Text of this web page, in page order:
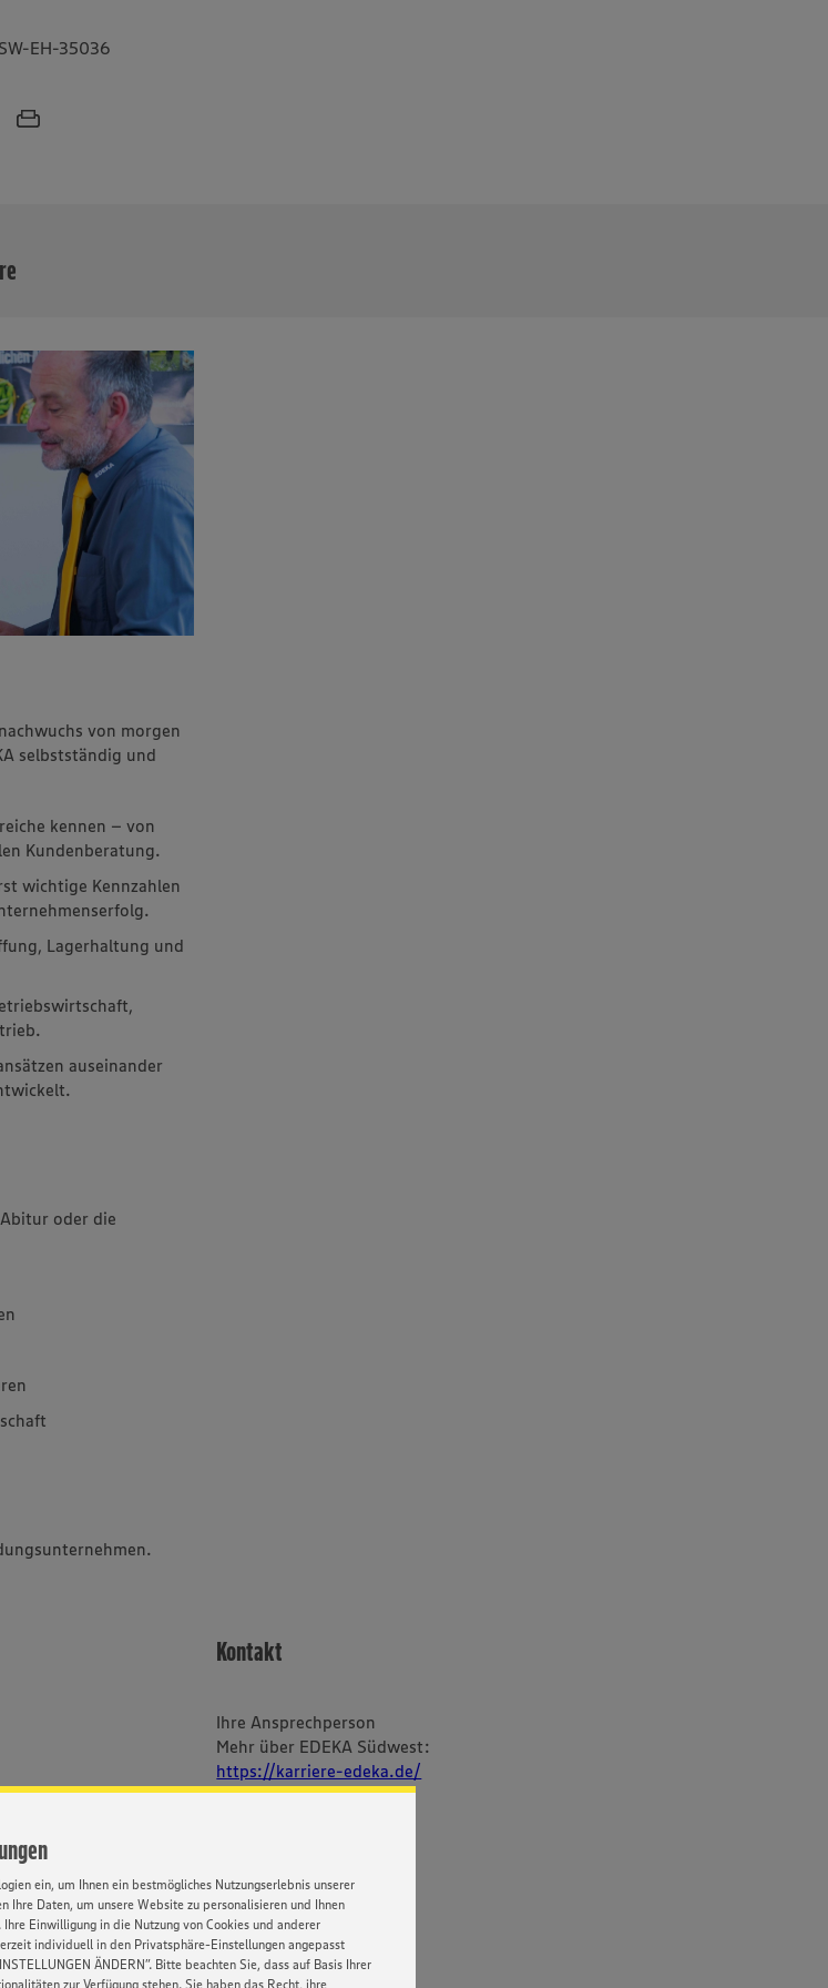
ein, um Ihnen ein bestmögliches Nutzungserlebnis unserer
Ihre Daten, um unsere Website zu personalisieren und Ihnen
Einwilligung in die Nutzung von Cookies und anderer
individuell in den Privatsphäre-Einstellungen angepasst
ÄNDERN”. Bitte beachten Sie, dass auf Basis Ihrer
zur Verfügung stehen. Sie haben das Recht, ihre
EH-35036
von morgen
selbstständig und
kennen – von
Kundenberatung.
wichtige Kennzahlen
Lagerhaltung und
auseinander
oder die
-
Kontakt
Ihre Ansprechperson
Mehr über EDEKA Südwest:
https://karriere-edeka.de/